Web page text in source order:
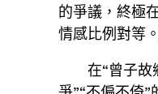
的爭議，終極
情感比例對等
在“曾子故